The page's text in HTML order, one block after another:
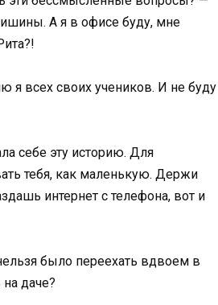
А я в офисе буду, мне
я всех своих учеников. И не буду
себе эту историю. Для
тебя, как маленькую. Держи
интернет с телефона, вот и
было переехать вдвоем в
даче?